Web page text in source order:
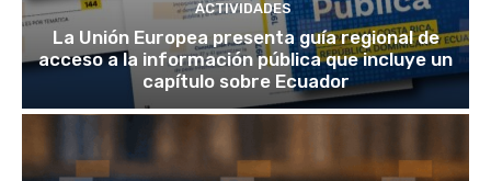
ACTIVIDADES
La Unión Europea presenta guía regional de
acceso a la información pública que incluye un
capítulo sobre Ecuador